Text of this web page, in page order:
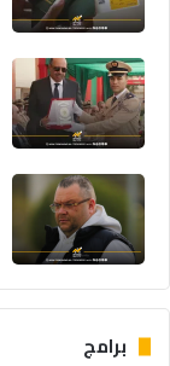
برامج